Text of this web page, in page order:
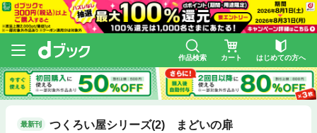
作品検索 カート はじめての方へ
最新刊 つくろい屋シリーズ(2) まどいの扉